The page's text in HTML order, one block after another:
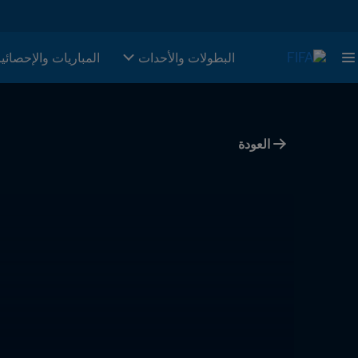
البطولات والأحدات المباريات
العودة